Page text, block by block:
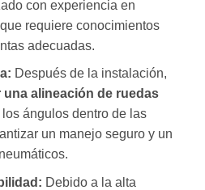
con experiencia en
requiere conocimientos
adecuadas.
Después de la instalación,
una alineación de ruedas
ángulos dentro de las
un manejo seguro y un
Debido a la alta